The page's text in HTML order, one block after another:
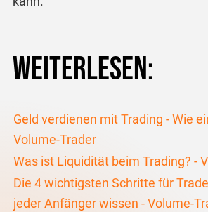
Weiterlesen:
Geld verdienen mit Trading - Wie
Volume-Trader
Was ist Liquidität beim Trading? -
Die 4 wichtigsten Schritte für
jeder Anfänger wissen - Volume-